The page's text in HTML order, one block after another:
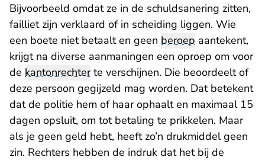
Bijvoorbeeld omdat ze in de schuldsanering zitten,
failliet zijn verklaard of in scheiding liggen. Wie
een boete niet betaalt en geen beroep aantekent,
krijgt na diverse aanmaningen een oproep om voor
de kantonrechterte verschijnen. Die beoordeelt of
deze persoon gegijzeld mag worden. Dat betekent
dat de politie hem of haar ophaalt en maximaal 15
dagen opsluit, om tot betaling te prikkelen. Maar
als je geen geld hebt, heeft zo’n drukmiddel geen
zin. Rechters hebben de indruk dat het bij de